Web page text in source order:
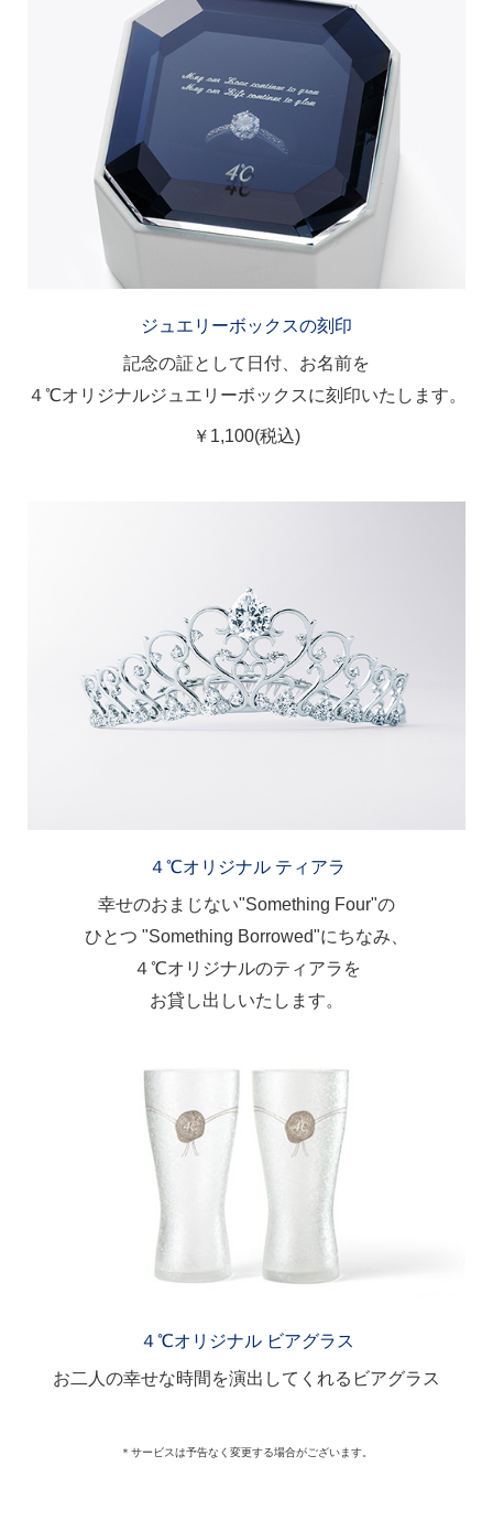
ジュエリーボックスの刻印
記念の証として日付、お名前を
４℃オリジナルジュエリーボックスに刻印いたします。
￥1,100(税込)
４℃オリジナル ティアラ
幸せのおまじない"Something Four"の
ひとつ "Something Borrowed"にちなみ、
４℃オリジナルのティアラを
お貸し出しいたします。
４℃オリジナル ビアグラス
お二人の幸せな時間を演出してくれるビアグラス
＊サービスは予告なく変更する場合がございます。